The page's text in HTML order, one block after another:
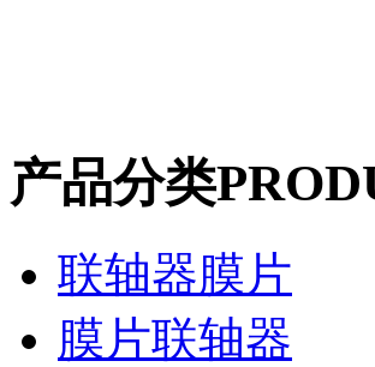
产品分类
联轴器膜片
膜片联轴器